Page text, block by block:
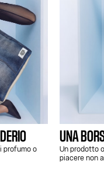
profumo o
UNA
Un prodotto
piacere non